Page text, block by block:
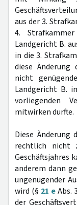
aus der 3.
4.
Landgericht B.
in die 3.
diese
nicht
Landgericht B.
vorliegenden
mitwirken durfte.
Diese Änderung
rechtlich nicht
Geschäftsjahres
anderem dann
ungenügender
wird (§ 21 eAbs.
der